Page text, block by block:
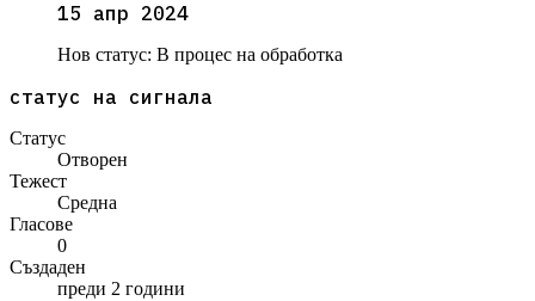
15 апр 2024
Нов статус: В процес на обработка
статус на сигнала
Статус
Отворен
Тежест
Средна
Гласове
0
Създаден
преди 2 години